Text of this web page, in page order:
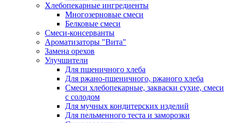
Хлебопекарные ингредиенты
Многозерновые смеси
Белковые смеси
Смеси-консерванты
Ароматизаторы "Вита"
Замена орехов
Улучшители
Для пшеничного хлеба
Для ржано-пшеничного, ржаного хлеба
Смеси хлебопекарные, закваски сухие, смеси
с солодом
Для мучных кондитерских изделий
Для пельменного теста и заморозки